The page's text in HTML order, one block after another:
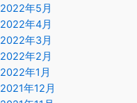
2022年5月
2022年4月
2022年3月
2022年2月
2022年1月
2021年12月